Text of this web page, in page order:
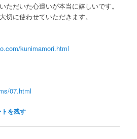
ただいた心遣いが本当に嬉しいです。
切に使わせていただきます。
kunimamori.html
07.html
トを残す